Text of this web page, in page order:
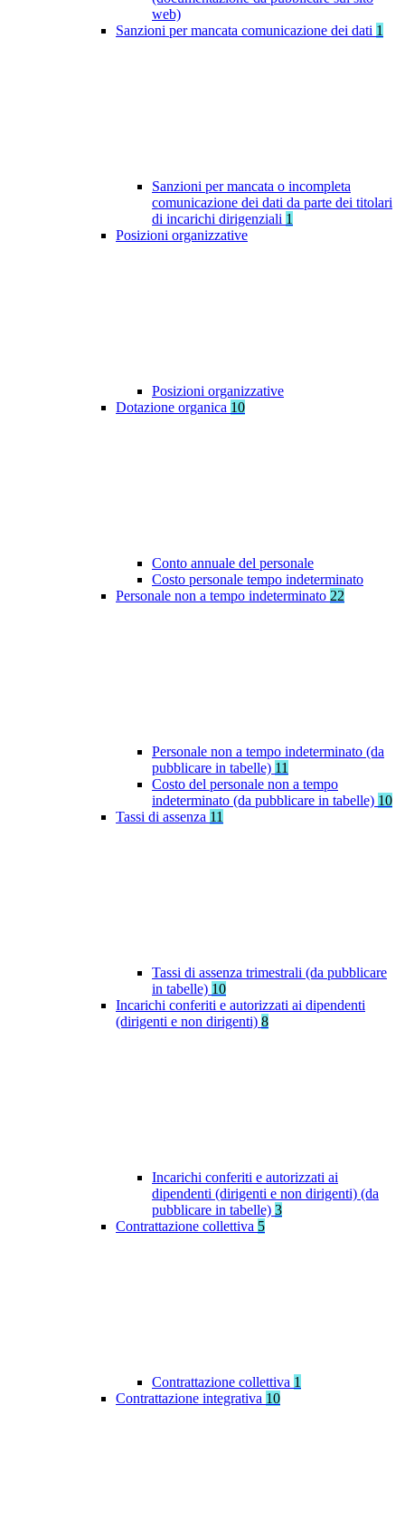
web)
Sanzioni per mancata comunicazione dei dati 1
Sanzioni per mancata o incompleta
comunicazione dei dati da parte dei titolari
di incarichi dirigenziali 1
Posizioni organizzative
Posizioni organizzative
Dotazione organica 10
Conto annuale del personale
Costo personale tempo indeterminato
Personale non a tempo indeterminato 22
Personale non a tempo indeterminato (da
pubblicare in tabelle) 11
Costo del personale non a tempo
indeterminato (da pubblicare in tabelle) 10
Tassi di assenza 11
Tassi di assenza trimestrali (da pubblicare
in tabelle) 10
Incarichi conferiti e autorizzati ai dipendenti
(dirigenti e non dirigenti) 8
Incarichi conferiti e autorizzati ai
dipendenti (dirigenti e non dirigenti) (da
pubblicare in tabelle) 3
Contrattazione collettiva 5
Contrattazione collettiva 1
Contrattazione integrativa 10